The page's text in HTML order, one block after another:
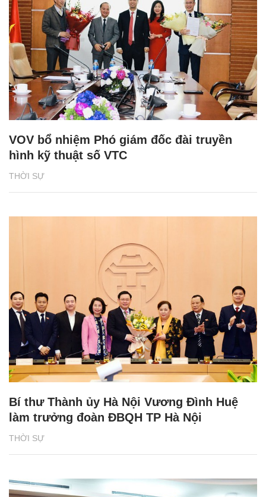
THỜI SỰ
VOV bổ nhiệm Phó giám đốc đài truyền
hình kỹ thuật số VTC
THỜI SỰ
Bí thư Thành ủy Hà Nội Vương Đình Huệ
làm trưởng đoàn ĐBQH TP Hà Nội